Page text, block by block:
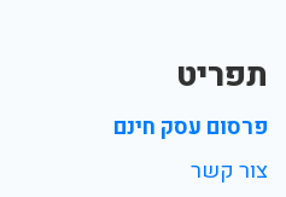
תפריט
פרסום עסק חינם
צור קשר